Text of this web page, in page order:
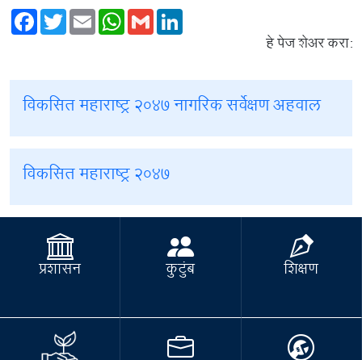
Facebook
TwitterEmailWhatsApp
Gmail
हे पेज शेअर करा:
विकसित महाराष्ट्र २०४७ नागरिक सर्वेक्षण अहवाल
विकसित महाराष्ट्र २०४७
प्रशासन कुटुंब शिक्षण